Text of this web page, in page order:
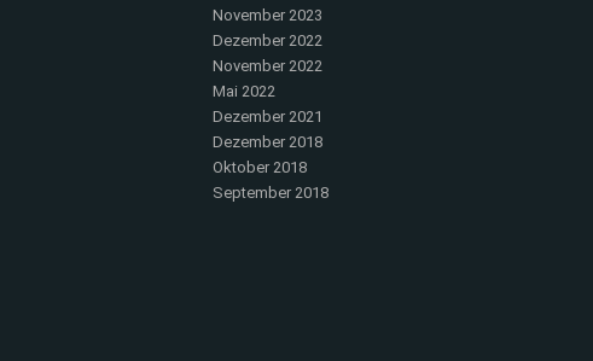
November 2023
Dezember 2022
November 2022
Mai 2022
Dezember 2021
Dezember 2018
Oktober 2018
September 2018